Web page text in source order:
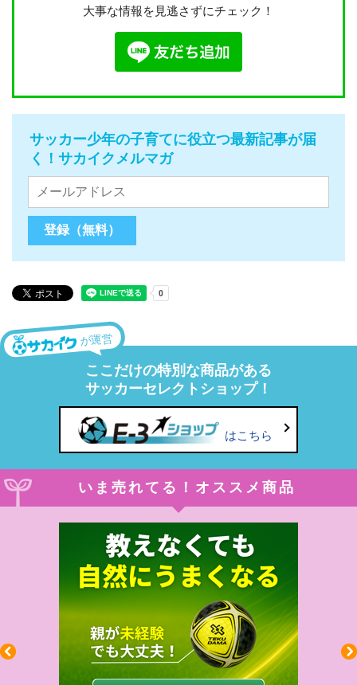
大事な情報を見逃さずにチェック！
サッカー少年の子育てに役立つ最新記事が届
く！サカイクメルマガ
が運営
ここだけの特別な商品がある
サッカーセレクトショップ！
はこちら
いま売れてる！オススメ商品